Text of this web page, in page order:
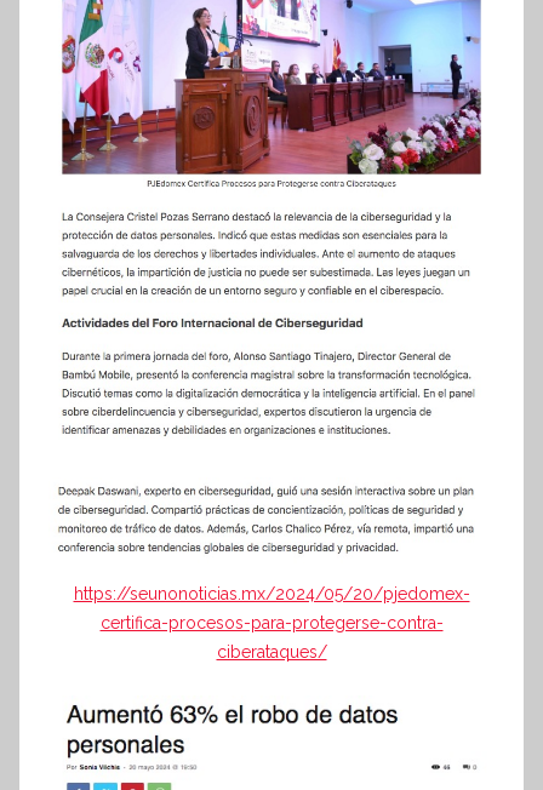
https://seunonoticias.mx/2024/05/20/pjedomex-
certifica-procesos-para-protegerse-contra-
ciberataques/